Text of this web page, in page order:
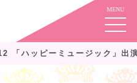
「ハッピーミュージック」出